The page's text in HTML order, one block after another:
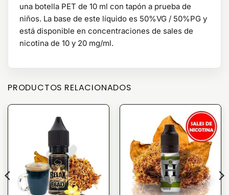
una botella PET de 10 ml con tapón a prueba de
niños. La base de este líquido es 50%VG / 50%PG y
está disponible en concentraciones de sales de
nicotina de 10 y 20 mg/ml.
PRODUCTOS RELACIONADOS